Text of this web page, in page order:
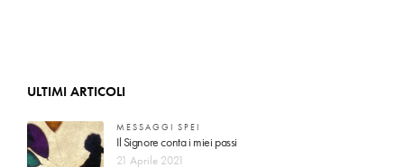
ULTIMI ARTICOLI
MESSAGGI SPEI
Il Signore conta i miei passi
21 Aprile 2021